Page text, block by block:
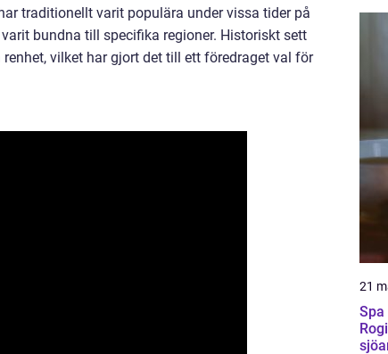
traditionellt varit populära under vissa tider på
bundna till specifika regioner. Historiskt sett
vilket har gjort det till ett föredraget val för
21
Spa